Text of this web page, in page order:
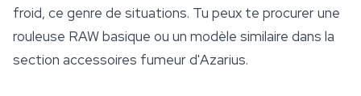
froid, ce genre de situations. Tu peux te procurer une
rouleuse RAW basique ou un modèle similaire dans la
section accessoires fumeur d'Azarius.